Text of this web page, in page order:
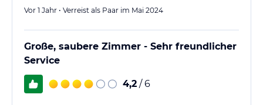
Vor 1 Jahr • Verreist als Paar im Mai 2024
Große, saubere Zimmer - Sehr freundlicher
Service
4,2 / 6